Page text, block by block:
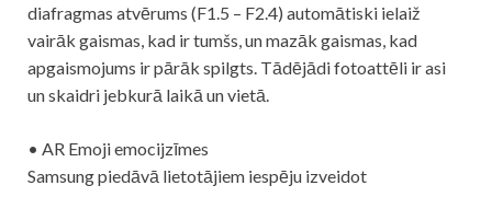
diafragmas atvērums (F1.5 – F2.4) automātiski ielaiž
vairāk gaismas, kad ir tumšs, un mazāk gaismas, kad
apgaismojums ir pārāk spilgts. Tādējādi fotoattēli ir asi
un skaidri jebkurā laikā un vietā.
• AR Emoji emocijzīmes
Samsung piedāvā lietotājiem iespēju izveidot